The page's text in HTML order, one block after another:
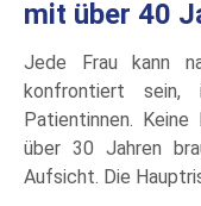
mit über 40
Jede Frau kann
konfrontiert
Patientinnen. Keine
über 30 Jahren
Aufsicht. Die